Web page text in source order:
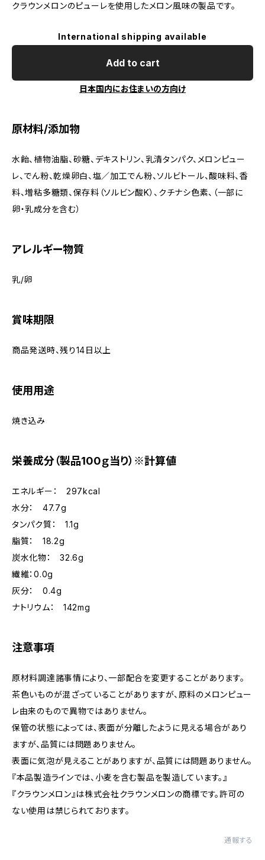
クラウンメロンのピューレを使用したメロン風味の製品です。
International shipping available
Add to cart
日本国内にお住まいの方向け
原材料/添加物
水飴、植物油脂、砂糖、デキストリン、乳清タンパク、メロンピュー
レ、でん粉、乾燥卵白、塩／加工でん粉、ソルビトール、酸味料、香
料、増粘多糖類、保存料（ソルビン酸K）、クチナシ色素、（一部に
卵・乳成分を含む）
アレルギー物質
乳/卵
賞味期限
商品発送時、残り14日以上
使用用途
焼き込み
栄養成分（製品100ｇ当り）※計算値
エネルギー： 297kcal
水分： 47.7g
タンパク質： 1.1g
脂質： 18.2g
炭水化物： 32.6g
繊維：0.0g
灰分： 0.4g
ナトリウム： 142mg
注意事項
原材料調達諸事情により、一部配合を変更することがあります。
茶色いものが混ざっていることがありますが、原料のメロンピュー
レ由来のもので異物ではありません。
保管の状態によっては、表面が分離したように見える場合があり
ますが、品質には問題ありません。
表面に気泡が見えることがありますが、品質には問題ありません。
『本品製造ラインでは、小麦を含む製品を製造しています。』
『クラウンメロン』は株式会社クラウンメロンの商標です。許可の
ない使用は禁じられております。
通報する